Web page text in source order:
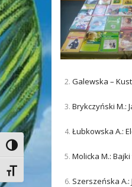
Toggle High Contrast
Toggle Font size
Galewska –
Brykczyński M.:
Łubkowska A.:
Molicka M.:
Szerszeńska